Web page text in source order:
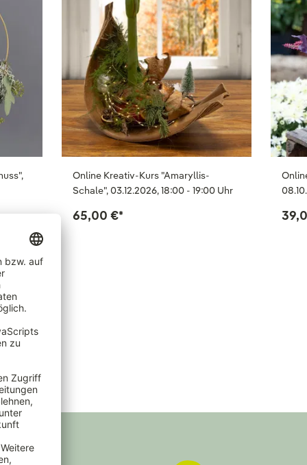
Online Kreativ-Kurs "Amaryllis-
Schale", 03.12.2026, 18:00 - 19:00 Uhr
65,00 €*